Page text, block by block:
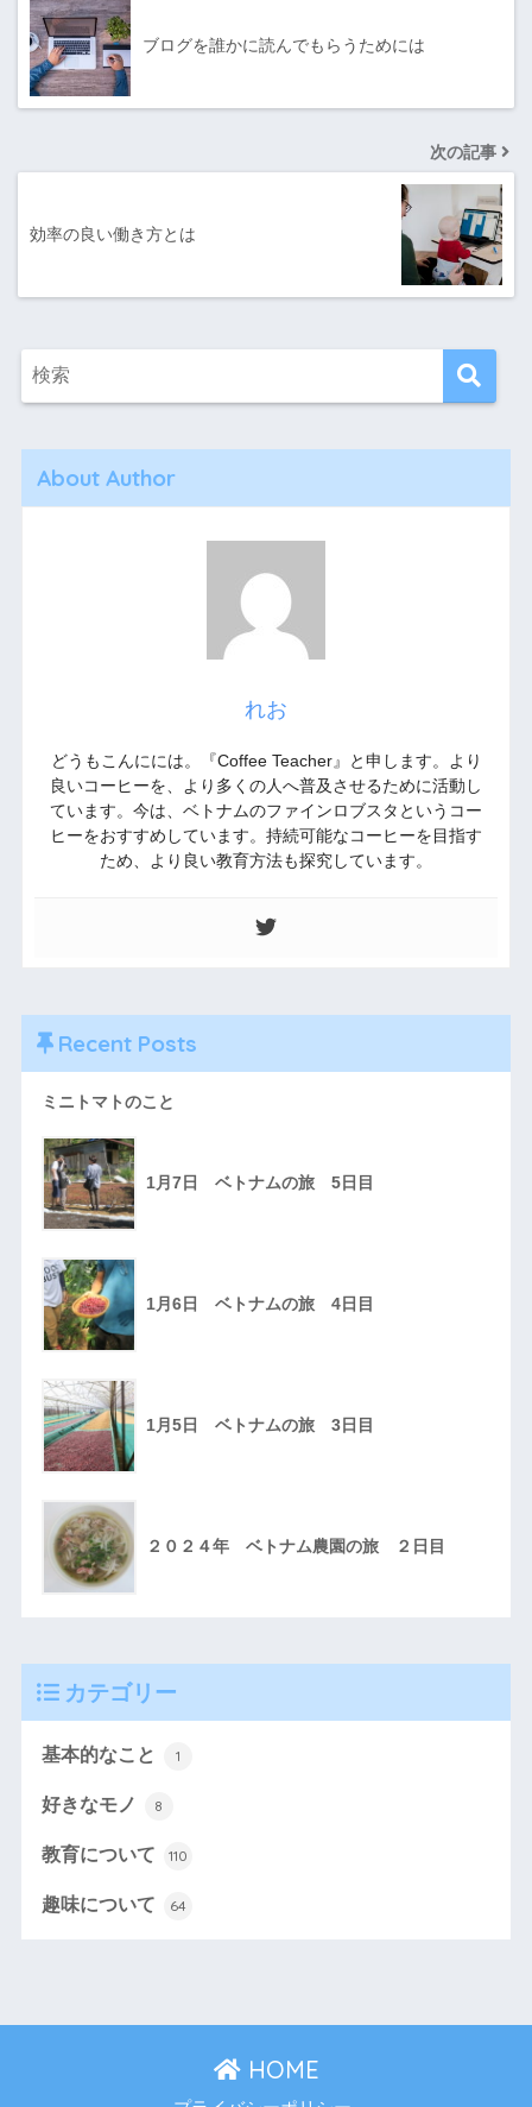
ブログを誰かに読んでもらうためには
次の記事
効率の良い働き方とは
About Author
れお
どうもこんにには。『Coffee Teacher』と申します。より
良いコーヒーを、より多くの人へ普及させるために活動し
ています。今は、ベトナムのファインロブスタというコー
ヒーをおすすめしています。持続可能なコーヒーを目指す
ため、より良い教育方法も探究しています。
Recent Posts
ミニトマトのこと
1月7日 ベトナムの旅 5日目
1月6日 ベトナムの旅 4日目
1月5日 ベトナムの旅 3日目
２０２４年 ベトナム農園の旅 ２日目
カテゴリー
基本的なこと 1
好きなモノ 8
教育について 110
趣味について 64
HOME